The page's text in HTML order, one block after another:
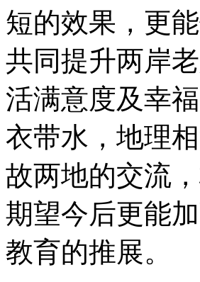
短的效果，更
共同提升两岸
活满意度及幸
衣带水，地理
故两地的交流
期望今后更能
教育的推展。